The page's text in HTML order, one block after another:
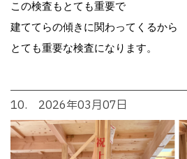
この検査もとても重要で
建ててらの傾きに関わってくるから
とても重要な検査になります。
10. 2026年03月07日